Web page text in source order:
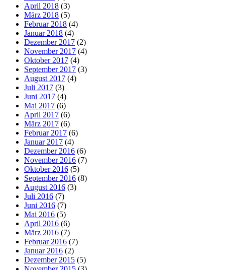
April 2018 (3)
März 2018 (5)
Februar 2018 (4)
Januar 2018 (4)
Dezember 2017 (2)
November 2017 (4)
Oktober 2017 (4)
September 2017 (3)
August 2017 (4)
Juli 2017 (3)
Juni 2017 (4)
Mai 2017 (6)
April 2017 (6)
März 2017 (6)
Februar 2017 (6)
Januar 2017 (4)
Dezember 2016 (6)
November 2016 (7)
Oktober 2016 (5)
September 2016 (8)
August 2016 (3)
Juli 2016 (7)
Juni 2016 (7)
Mai 2016 (5)
April 2016 (6)
März 2016 (7)
Februar 2016 (7)
Januar 2016 (2)
Dezember 2015 (5)